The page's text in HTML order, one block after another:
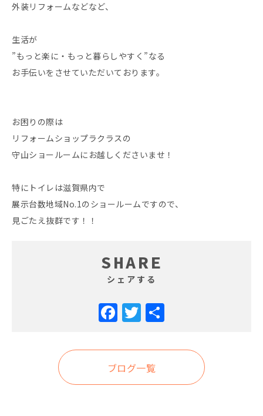
外装リフォームなどなど、
生活が
”もっと楽に・もっと暮らしやすく”なる
お手伝いをさせていただいております。
お困りの際は
リフォームショップラクラスの
守山ショールームにお越しくださいませ！
特にトイレは滋賀県内で
展示台数地域No.1のショールームですので、
見ごたえ抜群です！！
SHARE
シェアする
Facebook
Twitter
ブログ一覧